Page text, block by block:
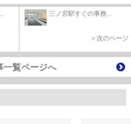
三ノ宮駅すぐの事務...
＞次のページ
一覧ページへ